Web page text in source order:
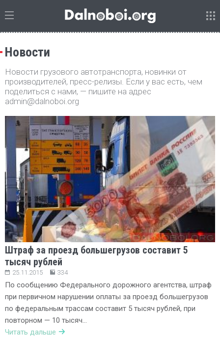
Новости
Новости грузового автотранспорта, новинки от
производителей, пресс-релизы. Если у вас есть, чем
поделиться с нами, — пишите на адрес
admin@dalnoboi.org
Штраф за проезд большегрузов составит 5
тысяч рублей
25.11.2015 334
По сообщению Федерального дорожного агентства, штраф
при первичном нарушении оплаты за проезд большегрузов
по федеральным трассам составит 5 тысяч рублей, при
повторном — 10 тысяч…
Читать дальше